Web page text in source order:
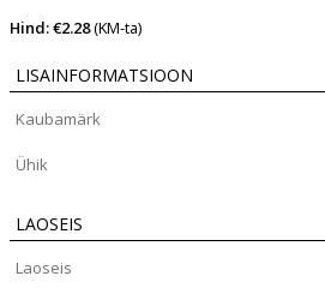
Hind: €2.28(KM-ta)
LISAINFORMATSIOON
Kaubamärk
Ühik
LAOSEIS
Laoseis